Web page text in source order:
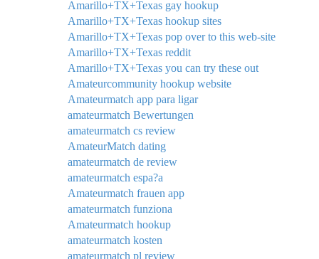
Amarillo+TX+Texas gay hookup
Amarillo+TX+Texas hookup sites
Amarillo+TX+Texas pop over to this web-site
Amarillo+TX+Texas reddit
Amarillo+TX+Texas you can try these out
Amateurcommunity hookup website
Amateurmatch app para ligar
amateurmatch Bewertungen
amateurmatch cs review
AmateurMatch dating
amateurmatch de review
amateurmatch espa?a
Amateurmatch frauen app
amateurmatch funziona
Amateurmatch hookup
amateurmatch kosten
amateurmatch pl review